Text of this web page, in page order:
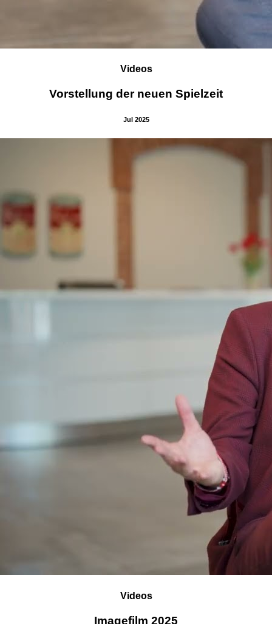
Videos
Vorstellung der neuen Spielzeit
Jul 2025
Videos
Imagefilm 2025